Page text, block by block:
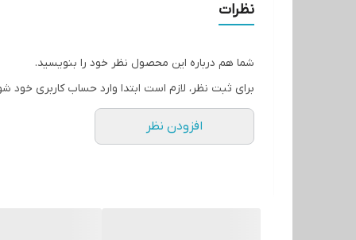
نظرات
شما هم درباره این محصول نظر خود را بنویسید.
برای ثبت نظر، لازم است ابتدا وارد حساب کاربری خود
افزودن نظر